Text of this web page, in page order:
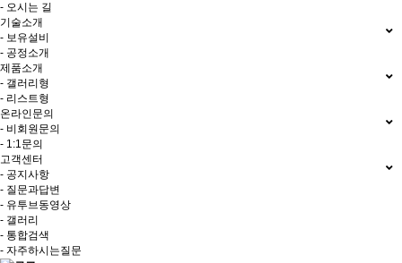
- 오시는 길
기술소개
- 보유설비
- 공정소개
제품소개
- 갤러리형
- 리스트형
온라인문의
- 비회원문의
- 1:1문의
고객센터
- 공지사항
- 질문과답변
- 유투브동영상
- 갤러리
- 통합검색
- 자주하시는질문